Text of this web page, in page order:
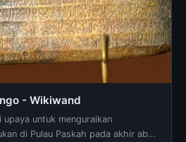
- Wikiwand
untuk menguraikan
di Pulau Paskah pada akhir abad